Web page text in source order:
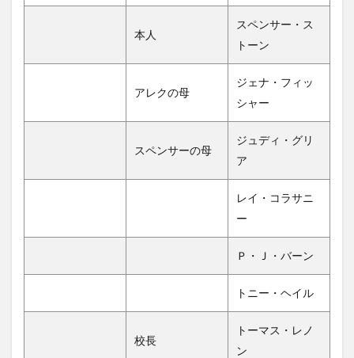
本人
スペンサー・ス
トーン
アレクの母
ジェナ・フィッ
シャー
スペンサーの母
ジュディ・グリ
ア
レイ・コラサニ
ー
Ｐ・Ｊ・バーン
トニー・ヘイル
校長
トーマス・レノ
ン